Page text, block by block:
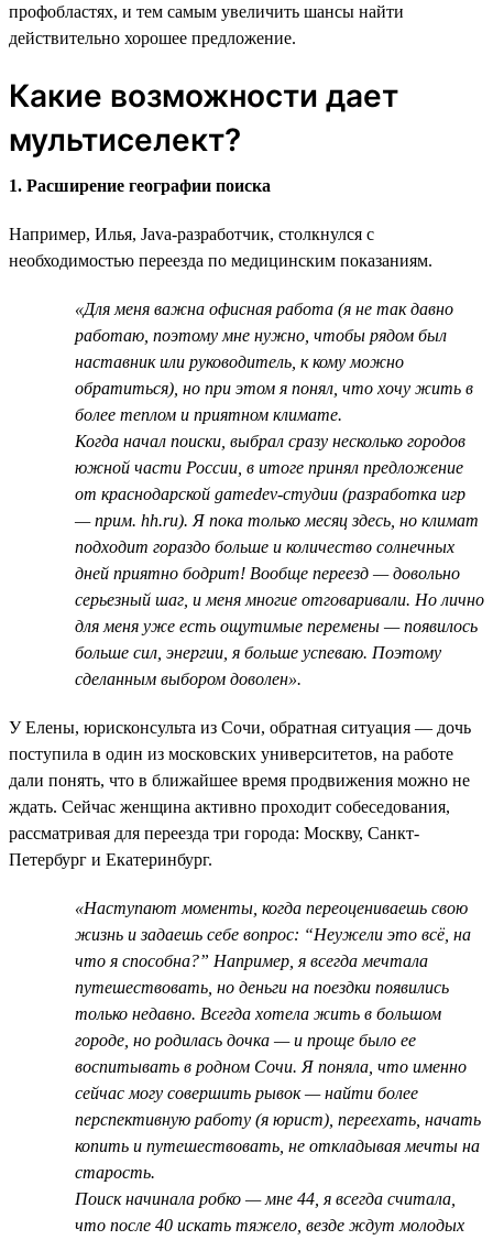
профобластях, и тем самым увеличить шансы найти
действительно хорошее предложение.
Какие возможности дает
мультиселект?
1. Расширение географии поиска
Например, Илья, Java-разработчик, столкнулся с
необходимостью переезда по медицинским показаниям.
«Для меня важна офисная работа (я не так давно
работаю, поэтому мне нужно, чтобы рядом был
наставник или руководитель, к кому можно
обратиться), но при этом я понял, что хочу жить в
более теплом и приятном климате.
Когда начал поиски, выбрал сразу несколько городов
южной части России, в итоге принял предложение
от краснодарской gamedev-студии (разработка игр
— прим. hh.ru). Я пока только месяц здесь, но климат
подходит гораздо больше и количество солнечных
дней приятно бодрит! Вообще переезд — довольно
серьезный шаг, и меня многие отговаривали. Но лично
для меня уже есть ощутимые перемены — появилось
больше сил, энергии, я больше успеваю. Поэтому
сделанным выбором доволен».
У Елены, юрисконсульта из Сочи, обратная ситуация — дочь
поступила в один из московских университетов, на работе
дали понять, что в ближайшее время продвижения можно не
ждать. Сейчас женщина активно проходит собеседования,
рассматривая для переезда три города: Москву, Санкт-
Петербург и Екатеринбург.
«Наступают моменты, когда переоцениваешь свою
жизнь и задаешь себе вопрос: “Неужели это всё, на
что я способна?” Например, я всегда мечтала
путешествовать, но деньги на поездки появились
только недавно. Всегда хотела жить в большом
городе, но родилась дочка — и проще было ее
воспитывать в родном Сочи. Я поняла, что именно
сейчас могу совершить рывок — найти более
перспективную работу (я юрист), переехать, начать
копить и путешествовать, не откладывая мечты на
старость.
Поиск начинала робко — мне 44, я всегда считала,
что после 40 искать тяжело, везде ждут молодых